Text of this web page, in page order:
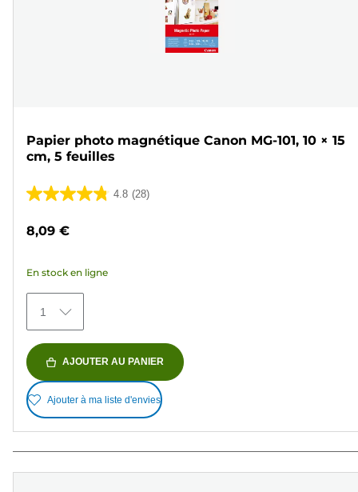
Papier photo magnétique Canon MG-101, 10 × 15
cm, 5 feuilles
4.8 (28)
4.8
5
28
avis
8,09 €
En stock en ligne
1
AJOUTER AU PANIER
Ajouter à ma liste d'envies